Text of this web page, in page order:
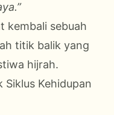
kembali sebuah
titik balik yang
hijrah.
Siklus Kehidupan